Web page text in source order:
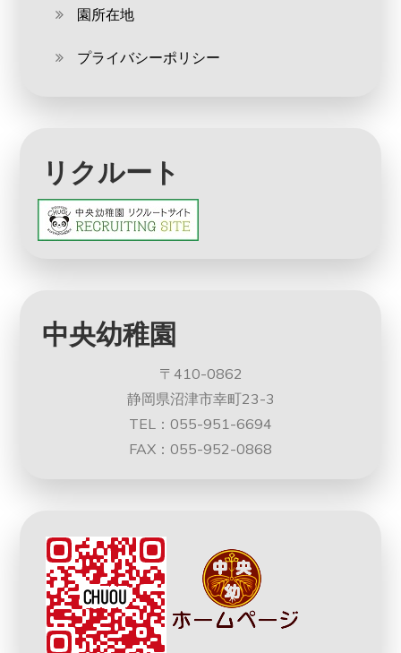
園所在地
プライバシーポリシー
リクルート
中央幼稚園
〒410-0862
静岡県沼津市幸町23-3
TEL：055-951-6694
FAX：055-952-0868